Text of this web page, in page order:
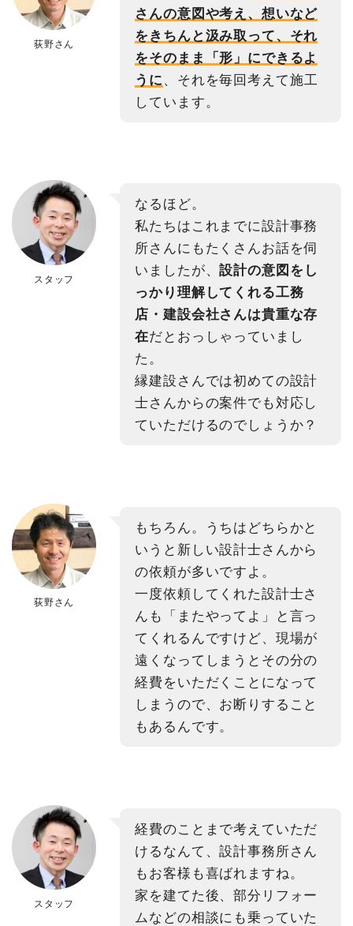
荻野さん
さんの意図や考え、想いなど
をきちんと汲み取って、それ
をそのまま「形」にできるよ
うに 、それを毎回考えて施工
しています。
スタッフ
なるほど。
私たちはこれまでに設計事務
所さんにもたくさんお話を伺
いましたが、設計の意図をし
っかり理解してくれる工務
店・建設会社さんは貴重な存
在だとおっしゃっていまし
た。
縁建設さんでは初めての設計
士さんからの案件でも対応し
ていただけるのでしょうか？
荻野さん
もちろん。うちはどちらかと
いうと新しい設計士さんから
の依頼が多いですよ。
一度依頼してくれた設計士さ
んも「またやってよ」と言っ
てくれるんですけど、現場が
遠くなってしまうとその分の
経費をいただくことになって
しまうので、お断りすること
もあるんです。
スタッフ
経費のことまで考えていただ
けるなんて、設計事務所さん
もお客様も喜ばれますね。
家を建てた後、部分リフォー
ムなどの相談にも乗っていた